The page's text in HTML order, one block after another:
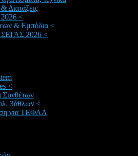
Διατάξεις
2026 <
& Εμπόδια <
2026 <
<
Συνθέτων
3άθλων <
για ΤΕΦΑΑ